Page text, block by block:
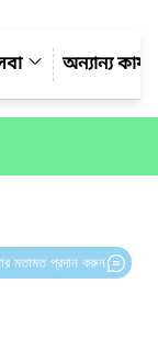
অন্যান্য
মতামত প্রদান করুন